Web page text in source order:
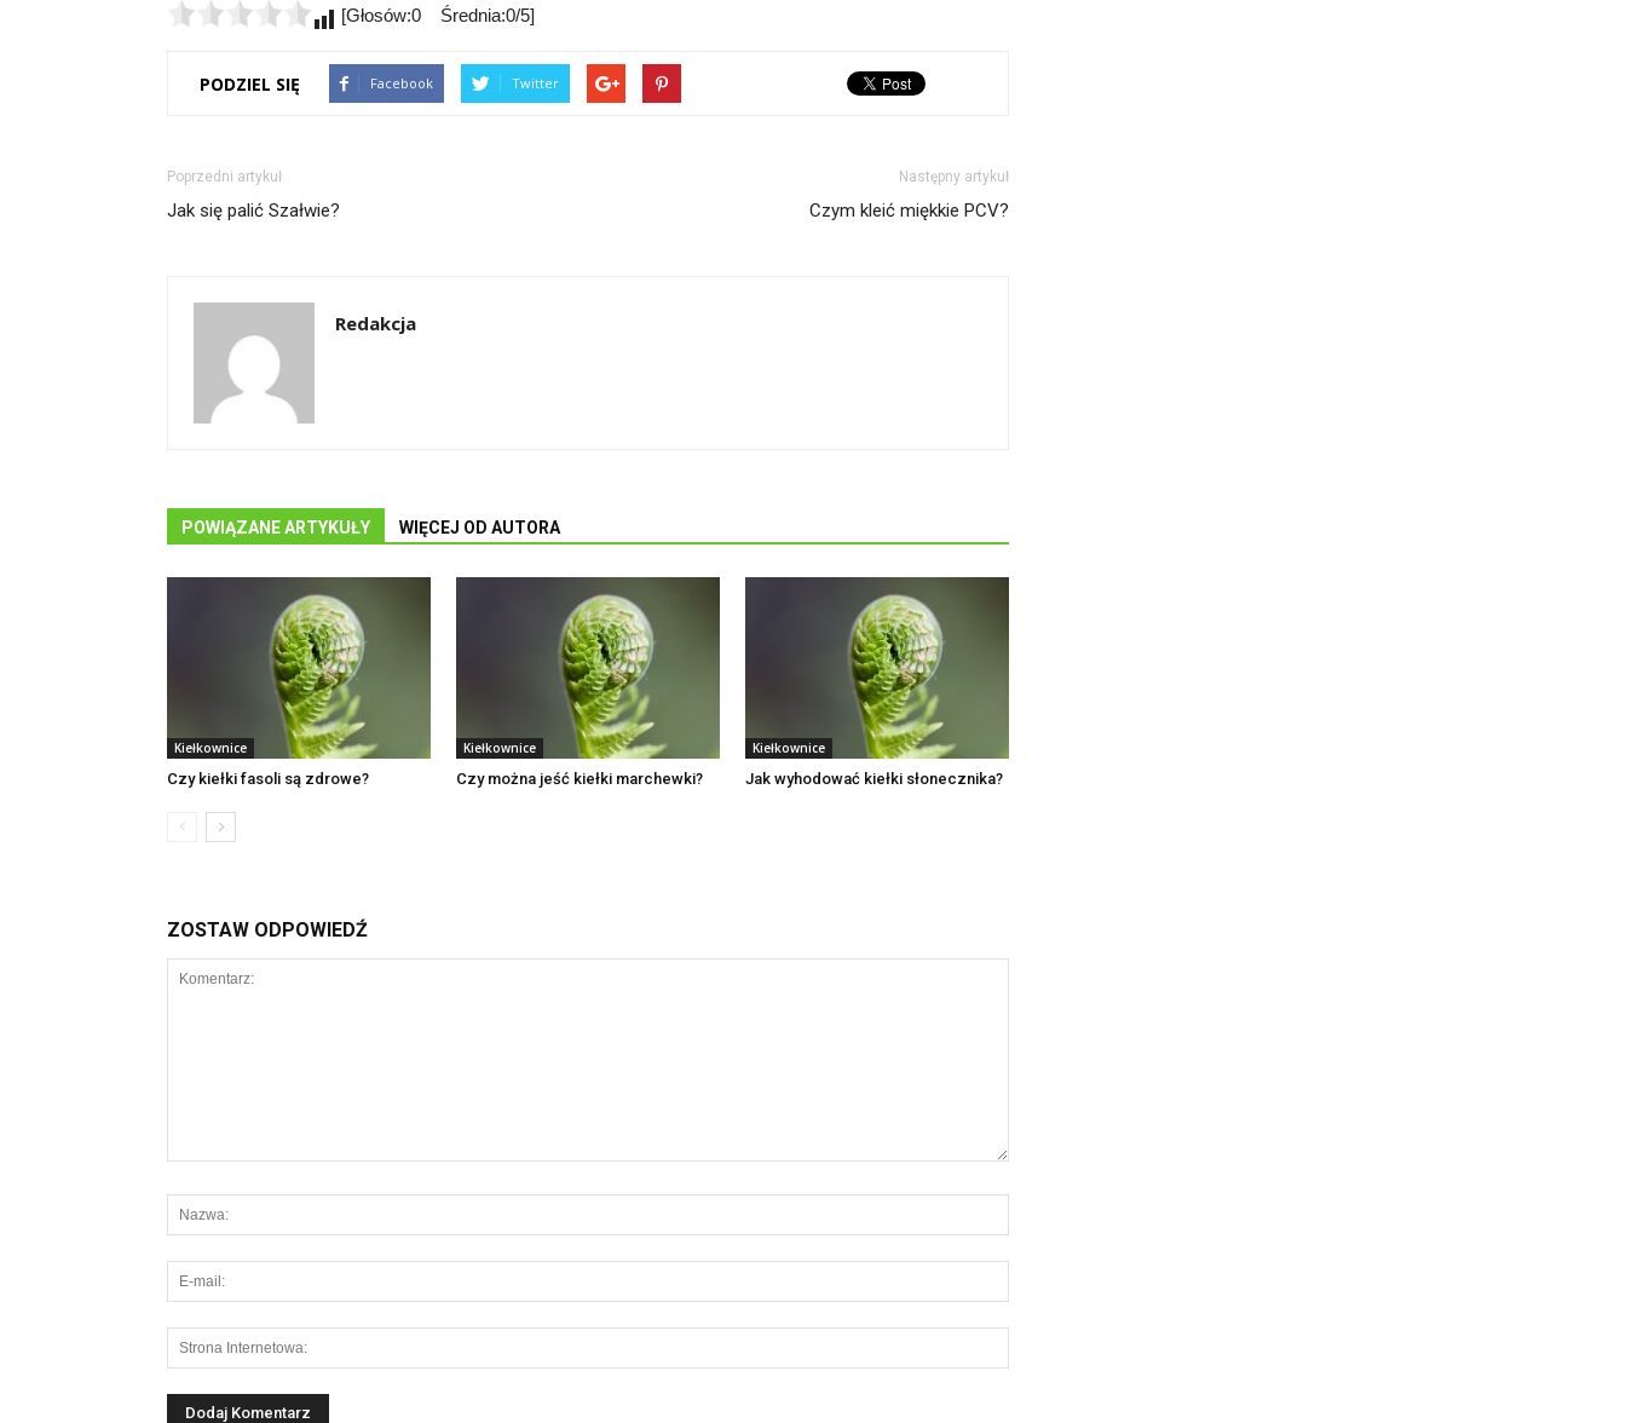
[Głosów:0 Średnia:0/5]
PODZIEL SIĘ Facebook Twitter
Poprzedni artykuł
Jak się palić Szałwie?
Następny artykuł
Czym kleić miękkie PCV?
Redakcja
POWIĄZANE ARTYKUŁY WIĘCEJ OD AUTORA
Kiełkownice
Czy kiełki fasoli są zdrowe?
Kiełkownice
Czy można jeść kiełki marchewki?
Kiełkownice
Jak wyhodować kiełki słonecznika?
ZOSTAW ODPOWIEDŹ